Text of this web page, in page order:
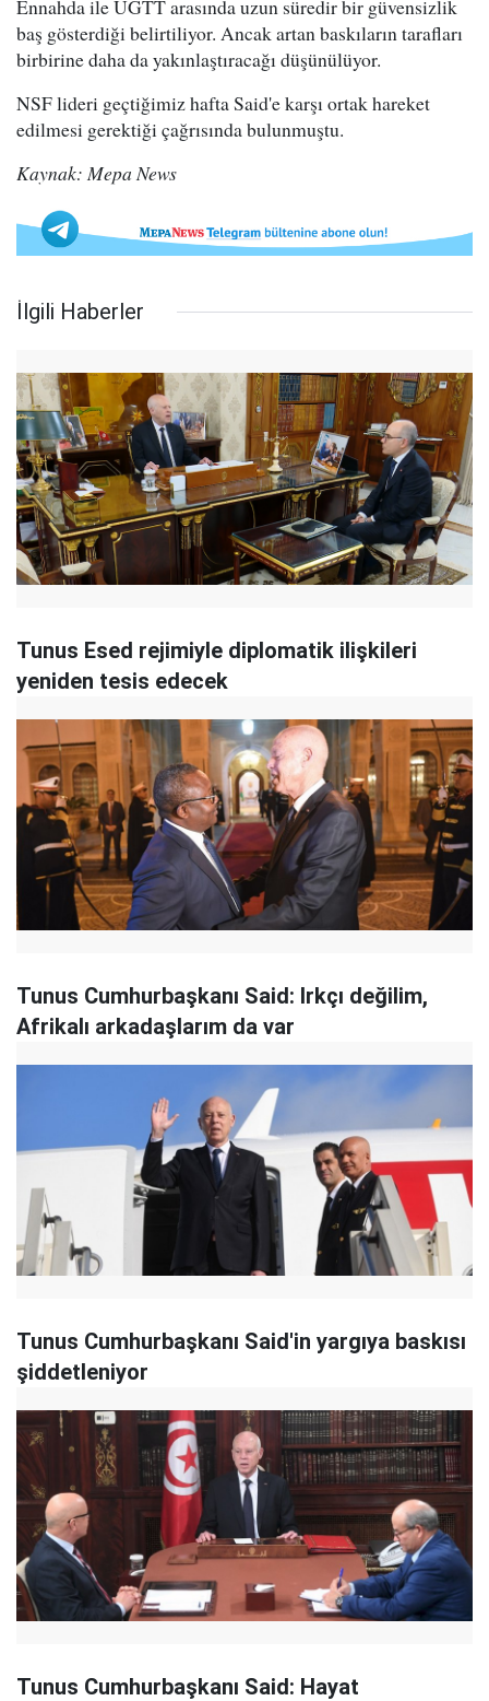
Ennahda ile UGTT arasında uzun süredir bir güvensizlik
baş gösterdiği belirtiliyor. Ancak artan baskıların tarafları
birbirine daha da yakınlaştıracağı düşünülüyor.
NSF lideri geçtiğimiz hafta Said'e karşı ortak hareket
edilmesi gerektiği çağrısında bulunmuştu.
Kaynak: Mepa News
İlgili Haberler
Tunus Esed rejimiyle diplomatik ilişkileri
yeniden tesis edecek
Tunus Cumhurbaşkanı Said: Irkçı değilim,
Afrikalı arkadaşlarım da var
Tunus Cumhurbaşkanı Said'in yargıya baskısı
şiddetleniyor
Tunus Cumhurbaşkanı Said: Hayat